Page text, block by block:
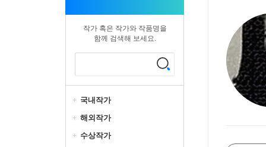
작가 혹은 작가와 작품명을
함께 검색해 보세요.
국내작가
해외작가
수상작가